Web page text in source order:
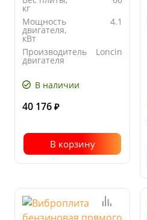
кг
Мощность
двигателя,
кВт
4.1
Производитель
двигателя
Loncin
основания
плиты, мм
В наличии
40 176 ₽
В корзину